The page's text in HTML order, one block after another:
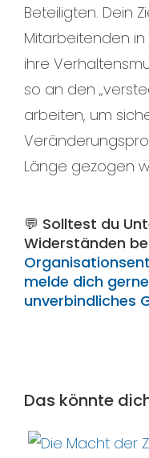
Beteiligten. Dein
Mitarbeitenden
ihre
so an den
arbeiten, um
Länge gezogen
💬 Solltest du
Widerständen
melde dich
unverbindliches
Das könnte